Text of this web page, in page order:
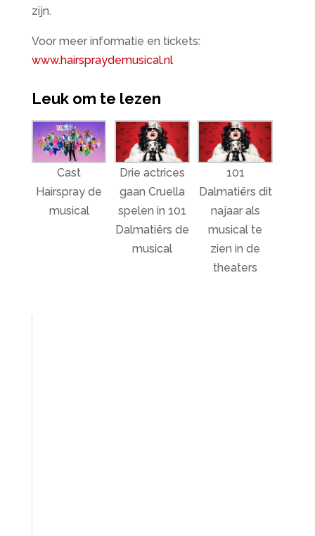
zijn.
Voor meer informatie en tickets:
www.hairspraydemusical.nl
Leuk om te lezen
Cast
Hairspray de
musical
Drie actrices
gaan Cruella
spelen in 101
Dalmatiërs de
musical
101
Dalmatiërs dit
najaar als
musical te
zien in de
theaters